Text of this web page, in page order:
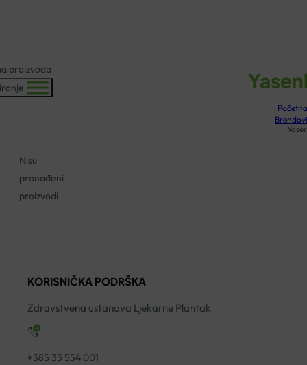
proizvoda
Nisu
pronađeni
proizvodi
KORISNIČKA PODRŠKA
Zdravstvena ustanova Ljekarne Plantak
+385 33 554 001